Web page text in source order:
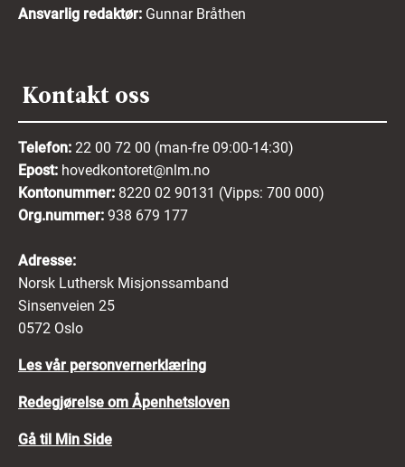
Ansvarlig redaktør: Gunnar Bråthen
Kontakt oss
Telefon: 22 00 72 00 (man-fre 09:00-14:30)
Epost: hovedkontoret@nlm.no
Kontonummer: 8220 02 90131 (Vipps: 700 000)
Org.nummer: 938 679 177
Adresse:
Norsk Luthersk Misjonssamband
Sinsenveien 25
0572 Oslo
Les vår personvernerklæring
Redegjørelse om Åpenhetsloven
Gå til Min Side